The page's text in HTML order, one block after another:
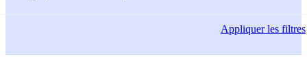
Appliquerles filtres